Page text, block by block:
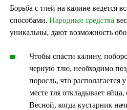
Борьба с тлей на калине ведется
способами. Народные средства
уникальны, дают возможность
Чтобы спасти калину,
черную тлю, необходимо
поросль, что
месте тля откладывает яйца,
Весной, когда кустарник